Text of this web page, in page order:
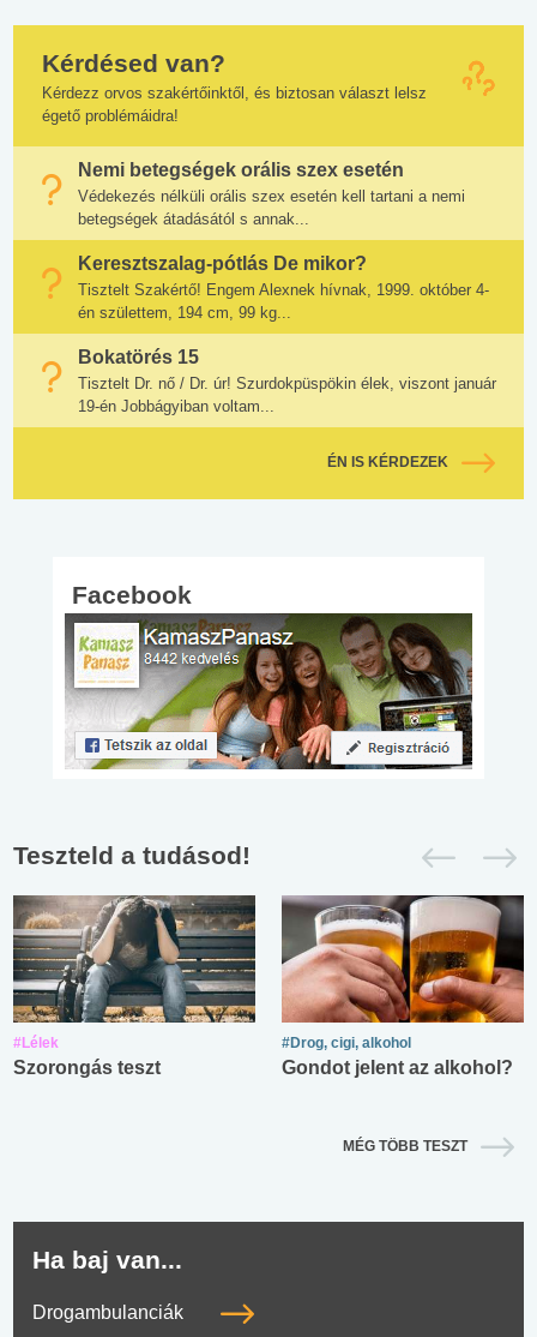
Kérdésed van?
Kérdezz orvos szakértőinktől, és biztosan választ lelsz
égető problémáidra!
Nemi betegségek orális szex esetén
Védekezés nélküli orális szex esetén kell tartani a nemi
betegségek átadásától s annak...
Keresztszalag-pótlás De mikor?
Tisztelt Szakértő! Engem Alexnek hívnak, 1999. október 4-
én születtem, 194 cm, 99 kg...
Bokatörés 15
Tisztelt Dr. nő / Dr. úr! Szurdokpüspökin élek, viszont január
19-én Jobbágyiban voltam...
ÉN IS KÉRDEZEK
Facebook
Teszteld a tudásod!
#Lélek
Szorongás teszt
#Drog, cigi, alkohol
Gondot jelent az alkohol?
MÉG TÖBB TESZT
Ha baj van...
Drogambulanciák